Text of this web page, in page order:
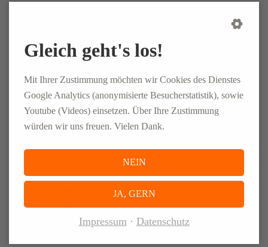
Supply Chain beraten – das fällt in den Aufgabenbereich von
unserer Logistikberatung Chaindson tätig ist.
WEITERLESEN …
Gleich geht's los!
Mit Ihrer Zustimmung möchten wir Cookies des Dienstes
Google Analytics (anonymisierte Besucherstatistik), sowie
Youtube (Videos) einsetzen. Über Ihre Zustimmung
würden wir uns freuen. Vielen Dank.
NEIN
JA, GERN
Impressum Datenschutz